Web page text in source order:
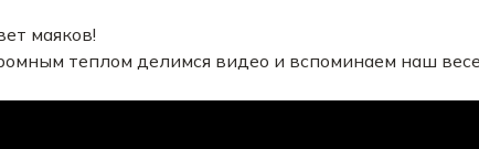
маяков!
теплом делимся видео и вспоминаем наш